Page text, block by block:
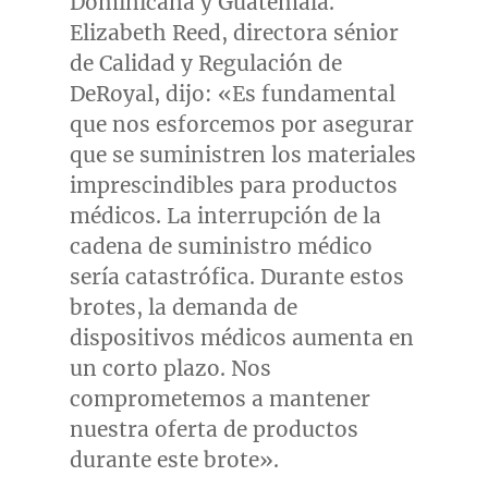
Elizabeth Reed, directora sénior
de Calidad y Regulación de
DeRoyal, dijo: «Es fundamental
que nos esforcemos por asegurar
que se suministren los materiales
imprescindibles para productos
médicos. La interrupción de la
cadena de suministro médico
sería catastrófica. Durante estos
brotes, la demanda de
dispositivos médicos aumenta en
un corto plazo. Nos
comprometemos a mantener
nuestra oferta de productos
durante este brote».